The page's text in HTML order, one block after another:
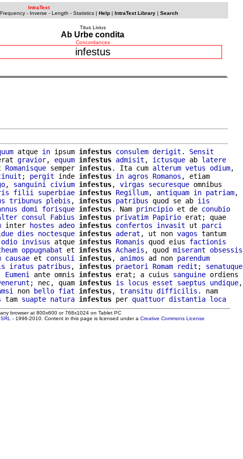
IntraText
Frequency- Inverse - Length - Statistics| Help| IntraText Library| Search
Titus Livius
Ab Urbe condita
Concordances
infestus
atque in ipsum infestus consulem derigit . Sensit
gravior, equum infestus admisit , ictusque ab latere
Romanisque semper infestus. Ita cum alterum vetus odium,
; pergit inde infestus in agros Romanos , etiam
, sanguini civium infestus, virgas securesque omnibus
filii superbiae infestus Regillum, antiquam in patriam,
tribunus plebis , infestus patribus quod se ab iis
domi forisque infestus. Nam principio et de conubio
consul Fabius infestus privatim Papirio
inter hostes adeo infestus confertos invasit ut parci
dies noctesque infestus aderat , ut non vagos tantum
odio invisus atque infestus Romanis quod eius factionis
oppugnabat et infestus Achaeis , quod miserant
obsessis
causae et consuli infestus, animos ad non parendum
iratus patribus , infestus praetori Romam redit ; senatuque
Eumeni ante omnis infestus erat; a cuius sanguine ordiens
; nec, quam infestus is locus esset saeptus undique,
non bello fiat infestus, transitu difficilis . nam
tam suapte natura infestus per quattuor distantia loca
browser at 800x600 or 768x1024 on Tablet PC
- 1996-2010. Content in this page is licensed under a Creative Commons License